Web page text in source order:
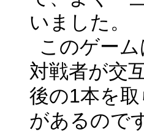
いました。
このゲー
対戦者が交
後の1本を
があるので